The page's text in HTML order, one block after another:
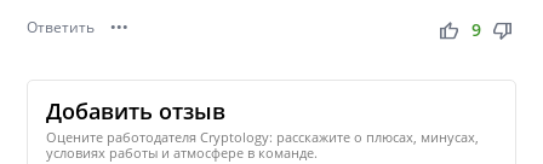
Ответить ••• thumb_up thumb_down
9
Добавить отзыв
Оцените работодателя Cryptology: расскажите о плюсах, минусах,
условиях работы и атмосфере в команде.